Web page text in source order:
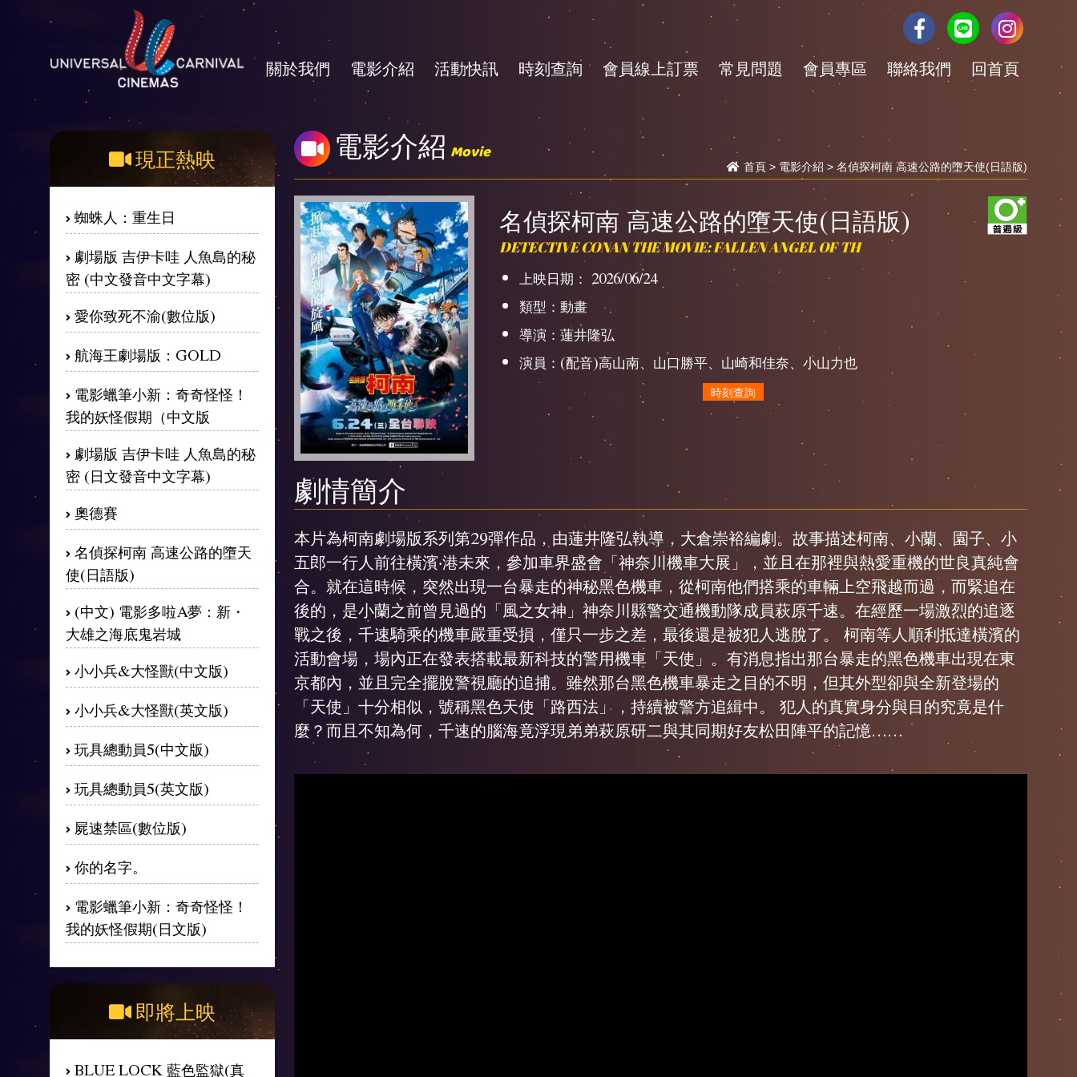
關於我們 電影介紹 活動快訊 時刻查詢 會員線上訂票 常見問題 會員專區 聯絡我們 回首頁
現正熱映
蜘蛛人：重生日
劇場版 吉伊卡哇 人魚島的秘
密 (中文發音中文字幕)
愛你致死不渝(數位版)
航海王劇場版：GOLD
電影蠟筆小新：奇奇怪怪！
我的妖怪假期（中文版
劇場版 吉伊卡哇 人魚島的秘
密 (日文發音中文字幕)
奧德賽
名偵探柯南 高速公路的墮天
使(日語版)
(中文) 電影多啦A夢：新・
大雄之海底鬼岩城
小小兵&大怪獸(中文版)
小小兵&大怪獸(英文版)
玩具總動員5(中文版)
玩具總動員5(英文版)
屍速禁區(數位版)
你的名字。
電影蠟筆小新：奇奇怪怪！
我的妖怪假期(日文版)
即將上映
BLUE LOCK 藍色監獄(真
電影介紹 Movie
首頁 > 電影介紹 > 名偵探柯南 高速公路的墮天使(日語版)
名偵探柯南 高速公路的墮天使(日語版)
DETECTIVE CONAN THE MOVIE: FALLEN ANGEL OF TH
上映日期： 2026/06/24
類型：動畫
導演：蓮井隆弘
演員：(配音)高山南、山口勝平、山崎和佳奈、小山力也
時刻查詢
劇情簡介
本片為柯南劇場版系列第29彈作品，由蓮井隆弘執導，大倉崇裕編劇。故事描述柯南、小蘭、園子、小
五郎一行人前往橫濱‧港未來，參加車界盛會「神奈川機車大展」，並且在那裡與熱愛重機的世良真純會
合。就在這時候，突然出現一台暴走的神秘黑色機車，從柯南他們搭乘的車輛上空飛越而過，而緊追在
後的，是小蘭之前曾見過的「風之女神」神奈川縣警交通機動隊成員萩原千速。在經歷一場激烈的追逐
戰之後，千速騎乘的機車嚴重受損，僅只一步之差，最後還是被犯人逃脫了。 柯南等人順利抵達橫濱的
活動會場，場內正在發表搭載最新科技的警用機車「天使」。有消息指出那台暴走的黑色機車出現在東
京都內，並且完全擺脫警視廳的追捕。雖然那台黑色機車暴走之目的不明，但其外型卻與全新登場的
「天使」十分相似，號稱黑色天使「路西法」，持續被警方追緝中。 犯人的真實身分與目的究竟是什
麼？而且不知為何，千速的腦海竟浮現弟弟萩原研二與其同期好友松田陣平的記憶……